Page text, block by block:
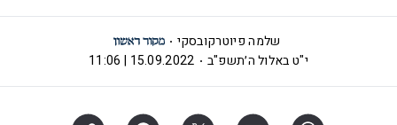
שלמה פיוטרקובסקי
י"ט באלול ה׳תשפ"ב
15.09.2022 | 11:06